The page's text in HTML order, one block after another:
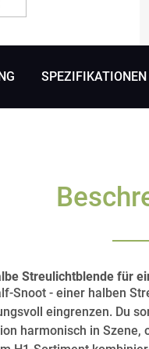
SPEZIFIKATIONEN
Streulichtblende für
Snoot - einer halben
eingrenzen. Du
harmonisch in